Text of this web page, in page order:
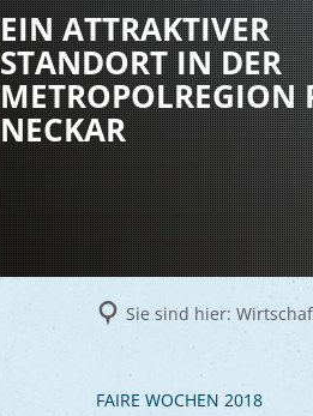
EIN ATTRAKTIVER
STANDORT IN DER
METROPOLREGION
NECKAR
Sie sind hier:
FAIRE WOCHEN 2018